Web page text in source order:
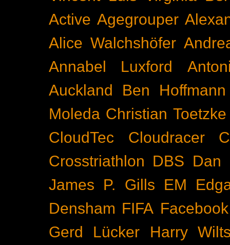
Active Agegrouper
Alice Walchshöfer
Annabel Luxford
Auckland
Ben Hoffmann
Moleda Christian Toetzke
CloudTec
Cloudracer
Crosstriathlon DBS Dan
James P. Gills
EM
Densham FIFA
Gerd Lücker
Harry